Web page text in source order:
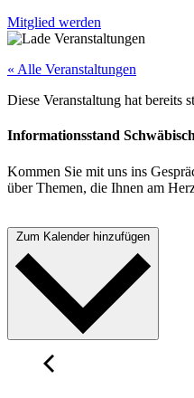
Mitglied werden
« Alle Veranstaltungen
Diese Veranstaltung hat bereits
Informationsstand
Kommen Sie mit uns ins
über Themen, die Ihnen am